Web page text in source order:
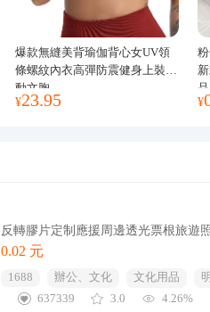
爆款無縫美背瑜伽背心女UV領
條螺紋內衣高彈防震健身上裝運
動文胸
¥23.95
品
¥
反轉膠片定制應援周邊透光票根旅遊
0.02 元
1688 辦公、文化 文化用品
637339
3.0 4.26%